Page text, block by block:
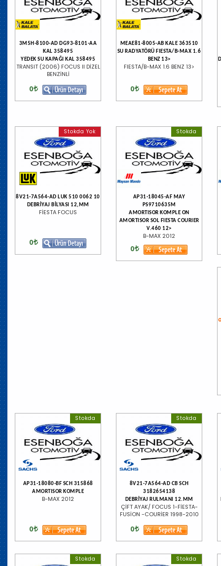
3M5H-8100-AD DG93-8101-AA
KAL 358495
YEDEK SU KAPAĞI KAL 358495
TRANSIT (2006) FOCUS II DİZEL
BENZİNLİ
0
MEAE81-8005-AB KALE 363510
SU RADYATÖRÜ FIESTA/B-MAX 1.6
BENZ 13>
FIESTA/B-MAX 1.6 BENZ 13>
0
Stokda Yok
8V21-7A564-AD LUK 510 0062 10
DEBRİYAJ BİLYASI 12,MM
FİESTA FOCUS
0
Stokda
AP31-18045-AF MAY
PS9710635M
AMORTISOR KOMPLE ON
AMORTISOR SOL FIESTA COURIER
V.460 12>
B-MAX 2012
0
Stokda
AP31-18080-BF SCH 315868
AMORTISOR KOMPLE
B-MAX 2012
0
Stokda
8V21-7A564-AD CB SCH
3182654138
DEBRİYAJ RULMANI 12.MM
ÇİFT AYAK/ FOCUS 1-FİESTA-
FUSİON -COURİER 1998-2010
0
Stokda Stokda